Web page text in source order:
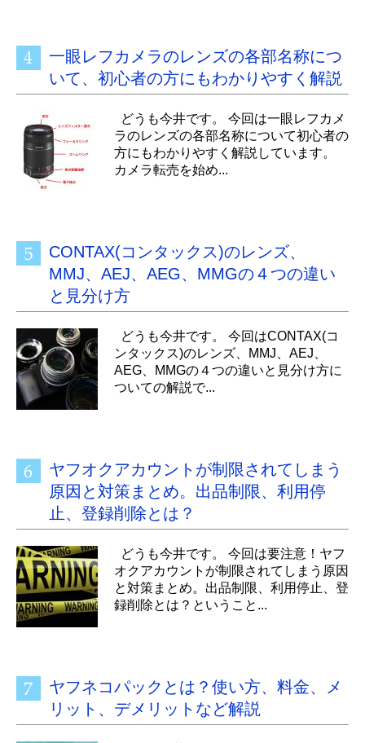
一眼レフカメラのレンズの各部名称につ
いて、初心者の方にもわかりやすく解説
どうも今井です。 今回は一眼レフカメ
ラのレンズの各部名称について初心者の
方にもわかりやすく解説しています。
カメラ転売を始め...
CONTAX(コンタックス)のレンズ、
MMJ、AEJ、AEG、MMGの４つの違い
と見分け方
どうも今井です。 今回はCONTAX(コ
ンタックス)のレンズ、MMJ、AEJ、
AEG、MMGの４つの違いと見分け方に
ついての解説で...
ヤフオクアカウントが制限されてしまう
原因と対策まとめ。出品制限、利用停
止、登録削除とは？
どうも今井です。 今回は要注意！ヤフ
オクアカウントが制限されてしまう原因
と対策まとめ。出品制限、利用停止、登
録削除とは？ということ...
ヤフネコパックとは？使い方、料金、メ
リット、デメリットなど解説